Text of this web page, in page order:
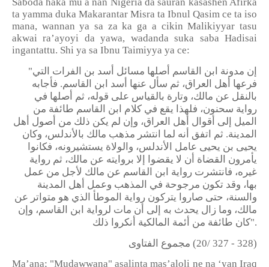
ta yamma duka Makarantar Misra ta Ibnul Qasim ce ta iso
mana, wannan ya sa za ka ga a cikin Malikiyyar tasu
akwai ra’ayoyi da yawa, wadanda suka saba Hadisai
ingantattu. Shi ya sa Ibnu Taimiyya ya ce:
"إن مدونة ابن القاسم أصلها مسائل أسد بن الفرات التي
فرعها أهل العراق، ثم سأل عنها أسد ابن القاسم. فأجابه
بالنقل عن مالك، وتارة بالقياس على قوله، ثم أصلها في
رواية سحنون، فلهذا يقع في كلام ابن القاسم طائفة من
الميل إلى أقوال أهل العراق، وإن لم يكن ذلك من أصول أهل
المدينة. ثم اتفق أنه لما انتشر مذهب مالك بالأندلس، وكان
يحيى بن يحيى عامل الأندلس، والولاة يستشيرونه، فكانوا
يأمرون القضاة أن لا يقضوا إلا بروايته عن مالك، ثم رواية
غيره، فانتشرت رواية ابن القاسم عن مالك لأجل من عمل
بها، وقد تكون مرجوحة في المذهب وعمل أهل المدينة
والسنة، حتى صاروا يتركون رواية الموطأ الذي هو متواتر عن
مالك، وما زال يحدث به إلى أن مات لرواية ابن القاسم، وإن
كان طائفة من أئمة المالكية أنكروا ذلك".
مجموع الفتاوى (20/ 327 - 328)
Ma’ana; "Mudawwana" asalinta mas’aloli ne na ‘yan Iraq